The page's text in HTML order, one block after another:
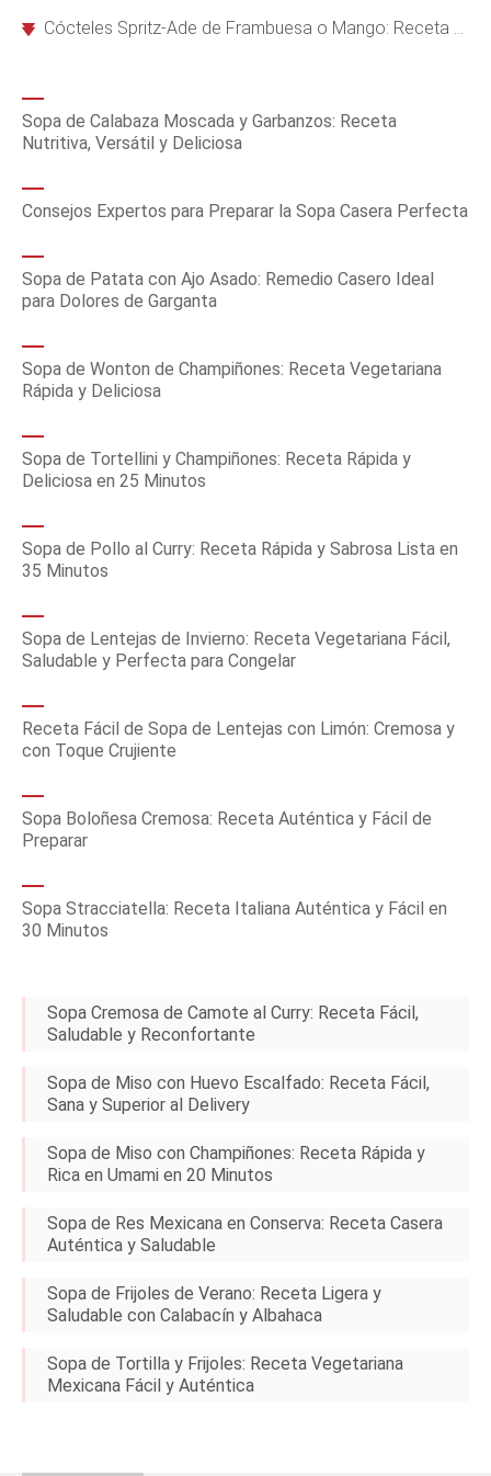
Cócteles Spritz-Ade de Frambuesa o Mango: Receta Refrescante con o sin Alcohol
Sopa de Calabaza Moscada y Garbanzos: Receta
Nutritiva, Versátil y Deliciosa
Consejos Expertos para Preparar la Sopa Casera Perfecta
Sopa de Patata con Ajo Asado: Remedio Casero Ideal
para Dolores de Garganta
Sopa de Wonton de Champiñones: Receta Vegetariana
Rápida y Deliciosa
Sopa de Tortellini y Champiñones: Receta Rápida y
Deliciosa en 25 Minutos
Sopa de Pollo al Curry: Receta Rápida y Sabrosa Lista en
35 Minutos
Sopa de Lentejas de Invierno: Receta Vegetariana Fácil,
Saludable y Perfecta para Congelar
Receta Fácil de Sopa de Lentejas con Limón: Cremosa y
con Toque Crujiente
Sopa Boloñesa Cremosa: Receta Auténtica y Fácil de
Preparar
Sopa Stracciatella: Receta Italiana Auténtica y Fácil en
30 Minutos
Sopa Cremosa de Camote al Curry: Receta Fácil,
Saludable y Reconfortante
Sopa de Miso con Huevo Escalfado: Receta Fácil,
Sana y Superior al Delivery
Sopa de Miso con Champiñones: Receta Rápida y
Rica en Umami en 20 Minutos
Sopa de Res Mexicana en Conserva: Receta Casera
Auténtica y Saludable
Sopa de Frijoles de Verano: Receta Ligera y
Saludable con Calabacín y Albahaca
Sopa de Tortilla y Frijoles: Receta Vegetariana
Mexicana Fácil y Auténtica